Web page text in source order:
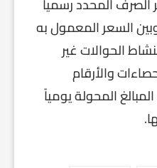
السعر المعمول به
الحوالات غير
والأرقام
المحولة يومياً